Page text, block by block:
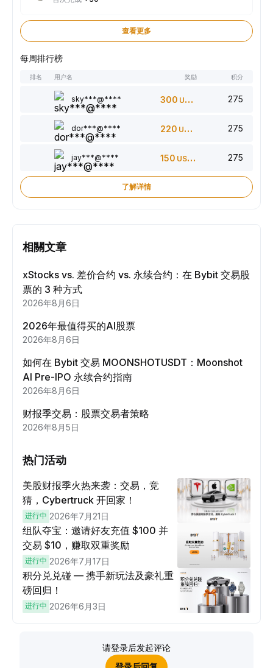
查看更多
每周排行榜
排名 用户名 奖励 积分
sky***@**** 300 USDT 275
dor***@**** 220 USDT 275
jay***@**** 150 USDT 275
了解详情
相關文章
xStocks vs. 差价合约 vs. 永续合约：在 Bybit 交易股
票的 3 种方式
2026年8月6日
2026年最值得买的AI股票
2026年8月6日
如何在 Bybit 交易 MOONSHOTUSDT：Moonshot
AI Pre-IPO 永续合约指南
2026年8月6日
财报季交易：股票交易者策略
2026年8月5日
热门活动
美股财报季火热来袭：交易，竞
猜，Cybertruck 开回家！
进行中 2026年7月21日
组队夺宝：邀请好友充值 $100 并
交易 $10，赚取双重奖励
进行中 2026年7月17日
积分兑兑碰 — 携手新玩法及豪礼重
磅回归！
进行中 2026年6月3日
请登录后发起评论